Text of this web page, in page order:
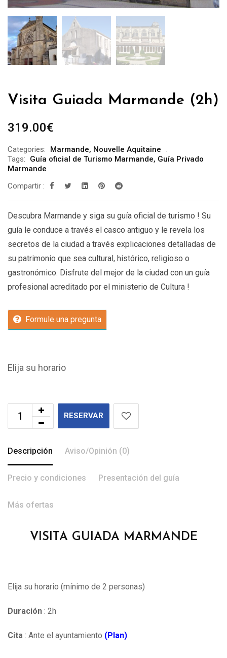
Visita Guiada Marmande (2h)
319.00€
Categories: Marmande, Nouvelle Aquitaine
Tags:
Guía oficial de Turismo Marmande, Guía Privado
Marmande
Compartir :
Descubra Marmande y siga su guía oficial de turismo ! Su
guía le conduce a través el casco antiguo y le revela los
secretos de la ciudad a través explicaciones detalladas de
su patrimonio que sea cultural, histórico, religioso o
gastronómico. Disfrute del mejor de la ciudad con un guía
profesional acreditado por el ministerio de Cultura !
Formule una pregunta
Elija su horario
RESERVAR
Descripción Aviso/Opinión (0)
Precio y condiciones Presentación del guía
Más ofertas
VISITA GUIADA MARMANDE
Elija su horario (mínimo de 2 personas)
Duración : 2h
Cita : Ante el ayuntamiento (Plan)